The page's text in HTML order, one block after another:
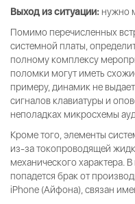
Выход из ситуации: нужно
Помимо перечисленных
системной платы,
полному комплексу
поломки могут иметь
примеру, динамик не
сигналов клавиатуры и
неполадках микросхемы
Кроме того, элементы
из-за токопроводящей
механического характера.
попадется брак от
iPhone (Айфона), связан